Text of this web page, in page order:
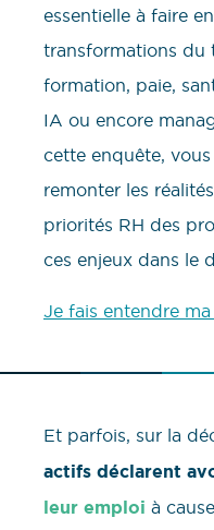
essentielle à faire
transformations du
formation, paie,
IA ou encore
cette enquête,
remonter les
priorités RH des
ces enjeux dans le
Je fais entendre
Et parfois, sur la
actifs déclarent
leur emploi à